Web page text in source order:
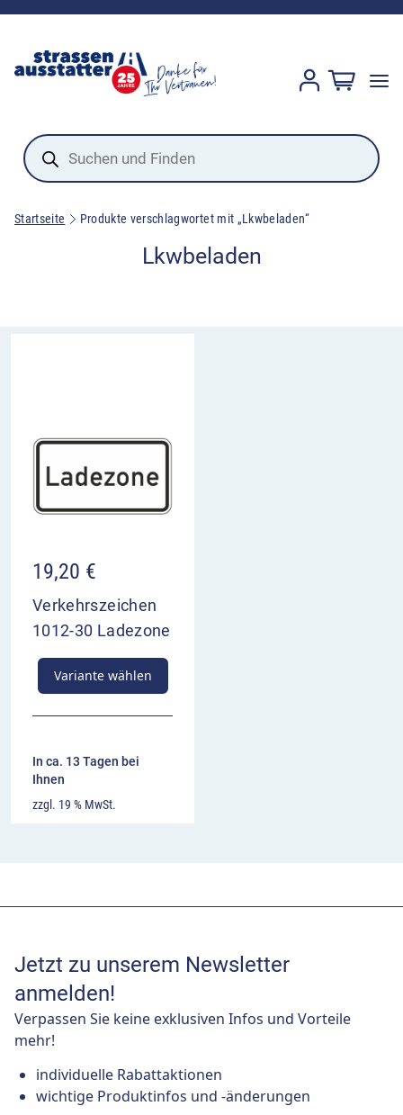
Products
search
Startseite Produkte verschlagwortet mit „Lkwbeladen“
Lkwbeladen
19,20 €
Verkehrszeichen
1012-30 Ladezone
Variante wählen
In ca. 13 Tagen bei
Ihnen
zzgl. 19 % MwSt.
Jetzt zu unserem Newsletter
anmelden!
Verpassen Sie keine exklusiven Infos und Vorteile
mehr!
individuelle Rabattaktionen
wichtige Produktinfos und -änderungen